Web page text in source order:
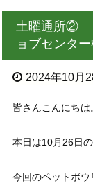
土曜通所②
ョブセンター
2024年10月
皆さんこんにちは
本日は10月26日
今回のペットボウ